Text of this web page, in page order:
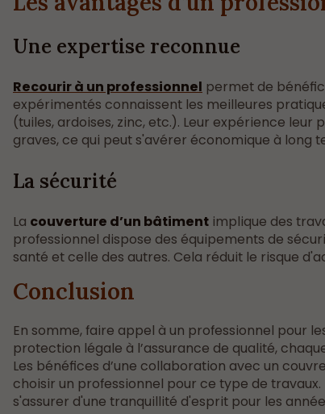
Une expertise reconnue
Recourir à un professionnel permet de
expérimentés connaissent les meilleures
(tuiles, ardoises, zinc, etc.). Leur expérience
graves, ce qui peut s'avérer économique à long
La sécurité
La couverture d’un bâtiment implique des
professionnel dispose des équipements de
santé et celle des autres. Cela réduit le risque
Conclusion
En somme, faire appel à un professionnel pour
protection légale à l’assurance de qualité,
Les bénéfices d’une collaboration avec un
choisir un professionnel pour ce type de
s'assurer d'une tranquillité d'esprit pour les